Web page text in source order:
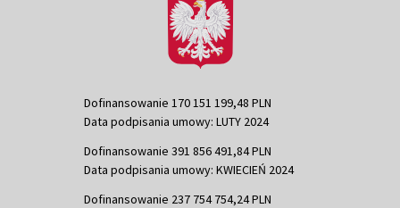
Dofinansowanie 170 151 199,48 PLN
Data podpisania umowy: LUTY 2024
Dofinansowanie 391 856 491,84 PLN
Data podpisania umowy: KWIECIEŃ 2024
Dofinansowanie 237 754 754,24 PLN